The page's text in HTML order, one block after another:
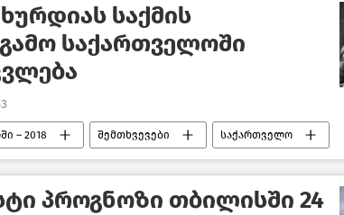
საქმის
საქართველოში
– 2018 შემთხვევები საქართველო
საქმე
პროგნოზი თბილისში 24